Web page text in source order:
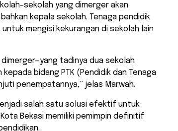
sekolah yang dimerger akan
kepala sekolah. Tenaga pendidik
mengisi kekurangan di sekolah lain
tadinya dua sekolah
bidang PTK (Pendidik dan Tenaga
penempatannya,” jelas Marwah.
salah satu solusi efektif untuk
Bekasi memiliki pemimpin definitif